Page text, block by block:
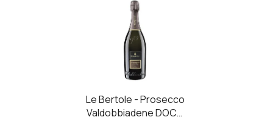
Le Bertole - Prosecco
Valdobbiadene DOCG